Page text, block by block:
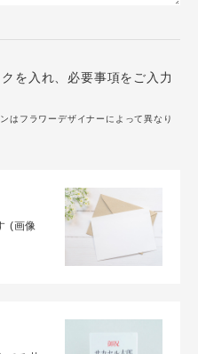
を入れ、必要事項をご入力
はフラワーデザイナーによって異なり
(画像